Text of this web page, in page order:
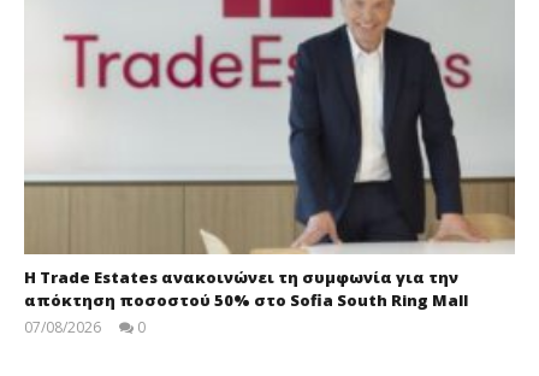
Η Trade Estates ανακοινώνει τη συμφωνία για την
απόκτηση ποσοστού 50% στο Sofia South Ring Mall
07/08/2026 0